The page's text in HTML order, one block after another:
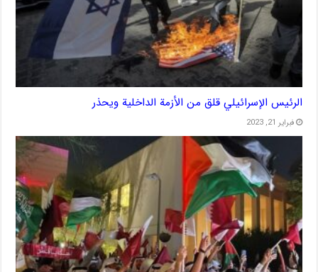
الرئيس الإسرائيلي قلق من الأزمة الداخلية ويحذر
فبراير 21, 2023